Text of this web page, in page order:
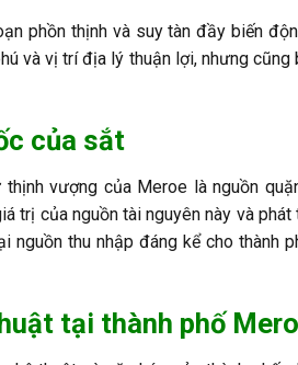
phồn thịnh và suy tàn đầy biến
và vị trí địa lý thuận lợi, nhưng
của sắt
vượng của Meroe là nguồn
trị của nguồn tài nguyên này và
thu nhập đáng kể cho thành
tại thành phố